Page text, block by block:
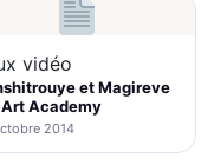
vidéo
et Magireve
Academy
2014